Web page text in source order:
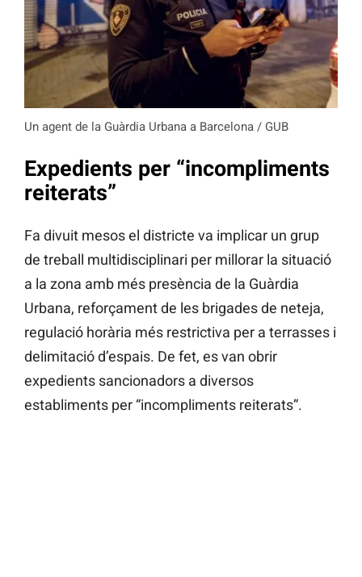
Un agent de la Guàrdia Urbana a Barcelona / GUB
Expedients per “incompliments
reiterats”
Fa divuit mesos el districte va implicar un grup
de treball multidisciplinari per millorar la situació
a la zona amb més presència de la Guàrdia
Urbana, reforçament de les brigades de neteja,
regulació horària més restrictiva per a terrasses i
delimitació d’espais. De fet, es van obrir
expedients sancionadors a diversos
establiments per “incompliments reiterats”.